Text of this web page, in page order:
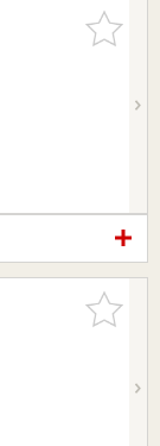
お気に入
りに追加
お気に入
りに追加